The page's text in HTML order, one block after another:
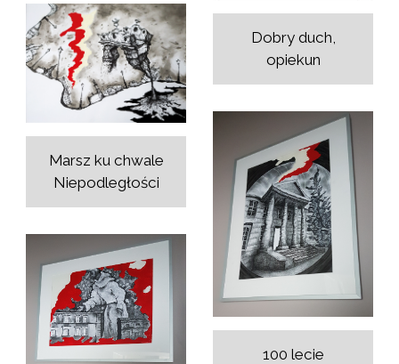
Dobry duch,
opiekun
Marsz ku chwale
Niepodległości
100 lecie